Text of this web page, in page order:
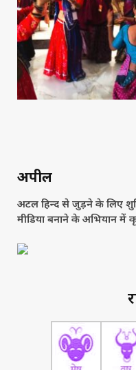
अपील
अटल हिन्द से जुड़ने के लिए
मीडिया बनाने के अभियान में